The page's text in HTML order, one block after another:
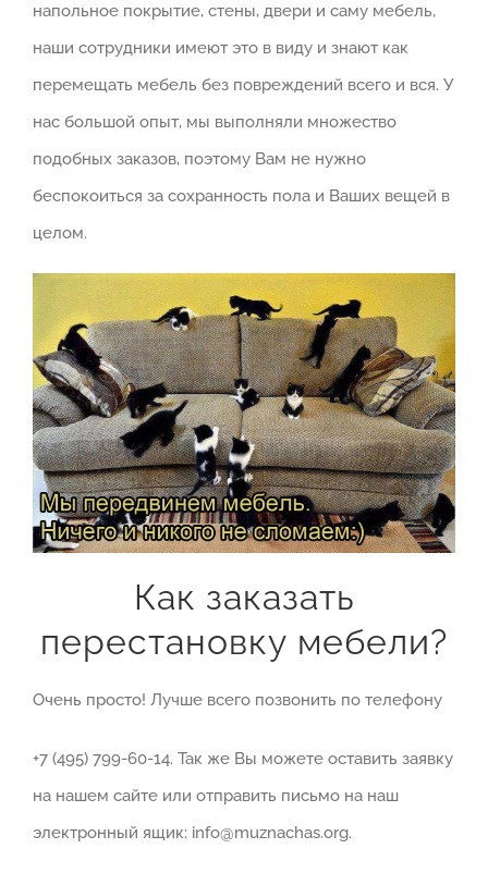
напольное покрытие, стены, двери и саму мебель,
наши сотрудники имеют это в виду и знают как
перемещать мебель без повреждений всего и вся. У
нас большой опыт, мы выполняли множество
подобных заказов, поэтому Вам не нужно
беспокоиться за сохранность пола и Ваших вещей в
целом.
Как заказать
перестановку мебели?
Очень просто! Лучше всего позвонить по телефону
+7 (495) 799-60-14. Так же Вы можете оставить заявку
на нашем сайте или отправить письмо на наш
электронный ящик: info@muznachas.org.